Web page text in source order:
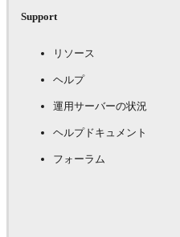
Support
リソース
ヘルプ
運用サーバーの状況
ヘルプドキュメント
フォーラム